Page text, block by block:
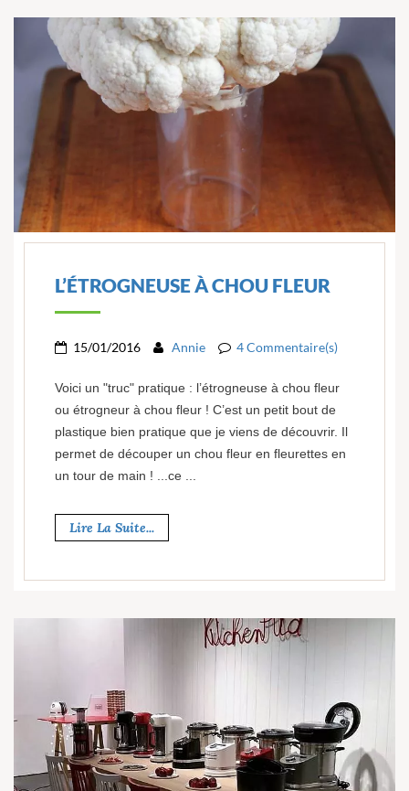
L’ÉTROGNEUSE À CHOU FLEUR
15/01/2016 Annie 4 Commentaire(s)
Voici un "truc" pratique : l’étrogneuse à chou fleur
ou étrogneur à chou fleur ! C’est un petit bout de
plastique bien pratique que je viens de découvrir. Il
permet de découper un chou fleur en fleurettes en
un tour de main ! ...ce ...
Lire La Suite...